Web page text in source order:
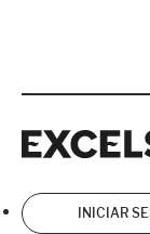
INICIAR